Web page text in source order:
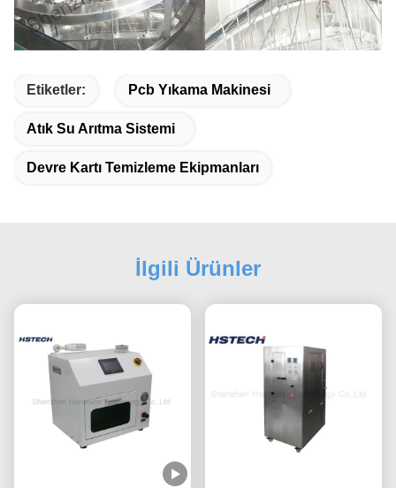
Etiketler: Pcb Yıkama Makinesi
Atık Su Arıtma Sistemi
Devre Kartı Temizleme Ekipmanları
İlgili Ürünler